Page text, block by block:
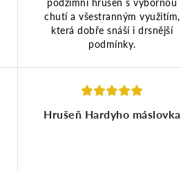
chutí a všestranným využitím,
která dobře snáší i drsnější
podmínky.
Hrušeň Hardyho máslovka